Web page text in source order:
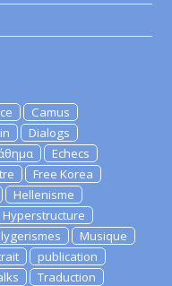
Camus
Dialogs
Echecs
Free Korea
Hellenisme
Hyperstructure
lygerismes
Musique
publication
Traduction